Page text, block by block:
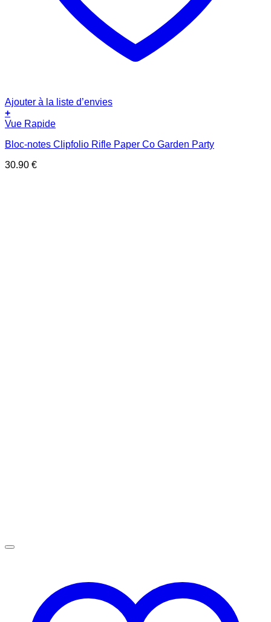
Ajouter à la liste d’envies
+
Vue Rapide
Bloc-notes Clipfolio Rifle Paper Co Garden Party
30.90 €